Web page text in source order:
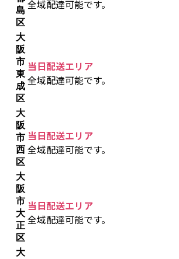
島
区
全域配達可能です。
大
阪
市
東
成
区
当日配送エリア
全域配達可能です。
大
阪
市
西
区
当日配送エリア
全域配達可能です。
大
阪
市
大
正
区
当日配送エリア
全域配達可能です。
大